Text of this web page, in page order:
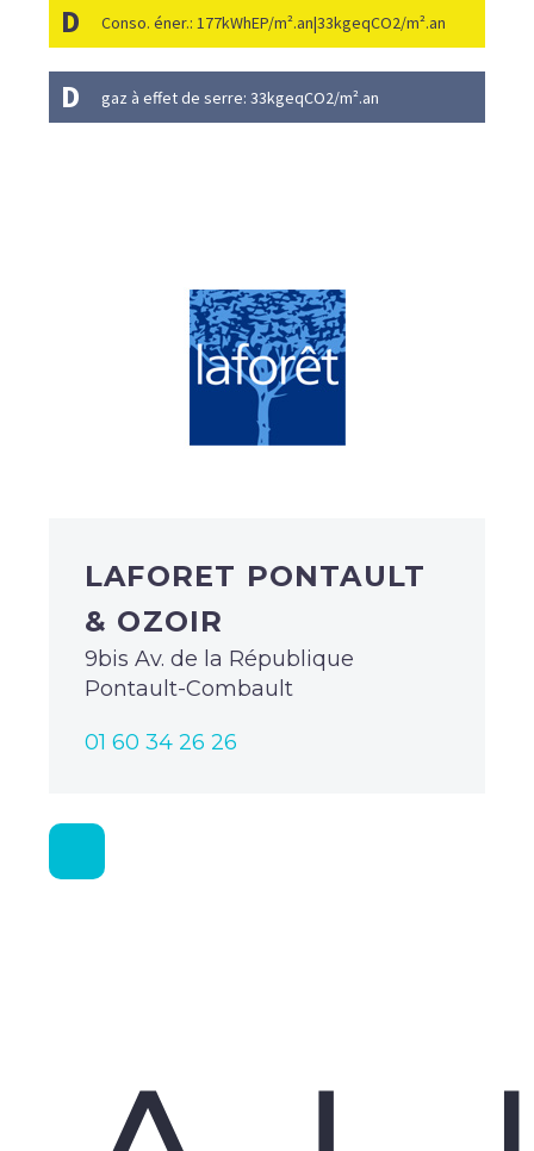
D Conso. éner.: 177kWhEP/m².an|33kgeqCO2/m².an
D gaz à effet de serre: 33kgeqCO2/m².an
LAFORET PONTAULT
& OZOIR
9bis Av. de la République
Pontault-Combault
01 60 34 26 26